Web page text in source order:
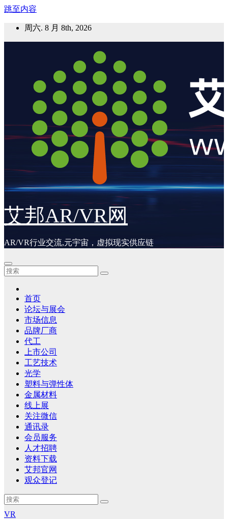
跳至内容
周六. 8 月 8th, 2026
艾邦AR/VR网
AR/VR行业交流,元宇宙，虚拟现实供应链
首页
论坛与展会
市场信息
品牌厂商
代工
上市公司
工艺技术
光学
塑料与弹性体
金属材料
线上展
关注微信
通讯录
会员服务
人才招聘
资料下载
艾邦官网
观众登记
VR